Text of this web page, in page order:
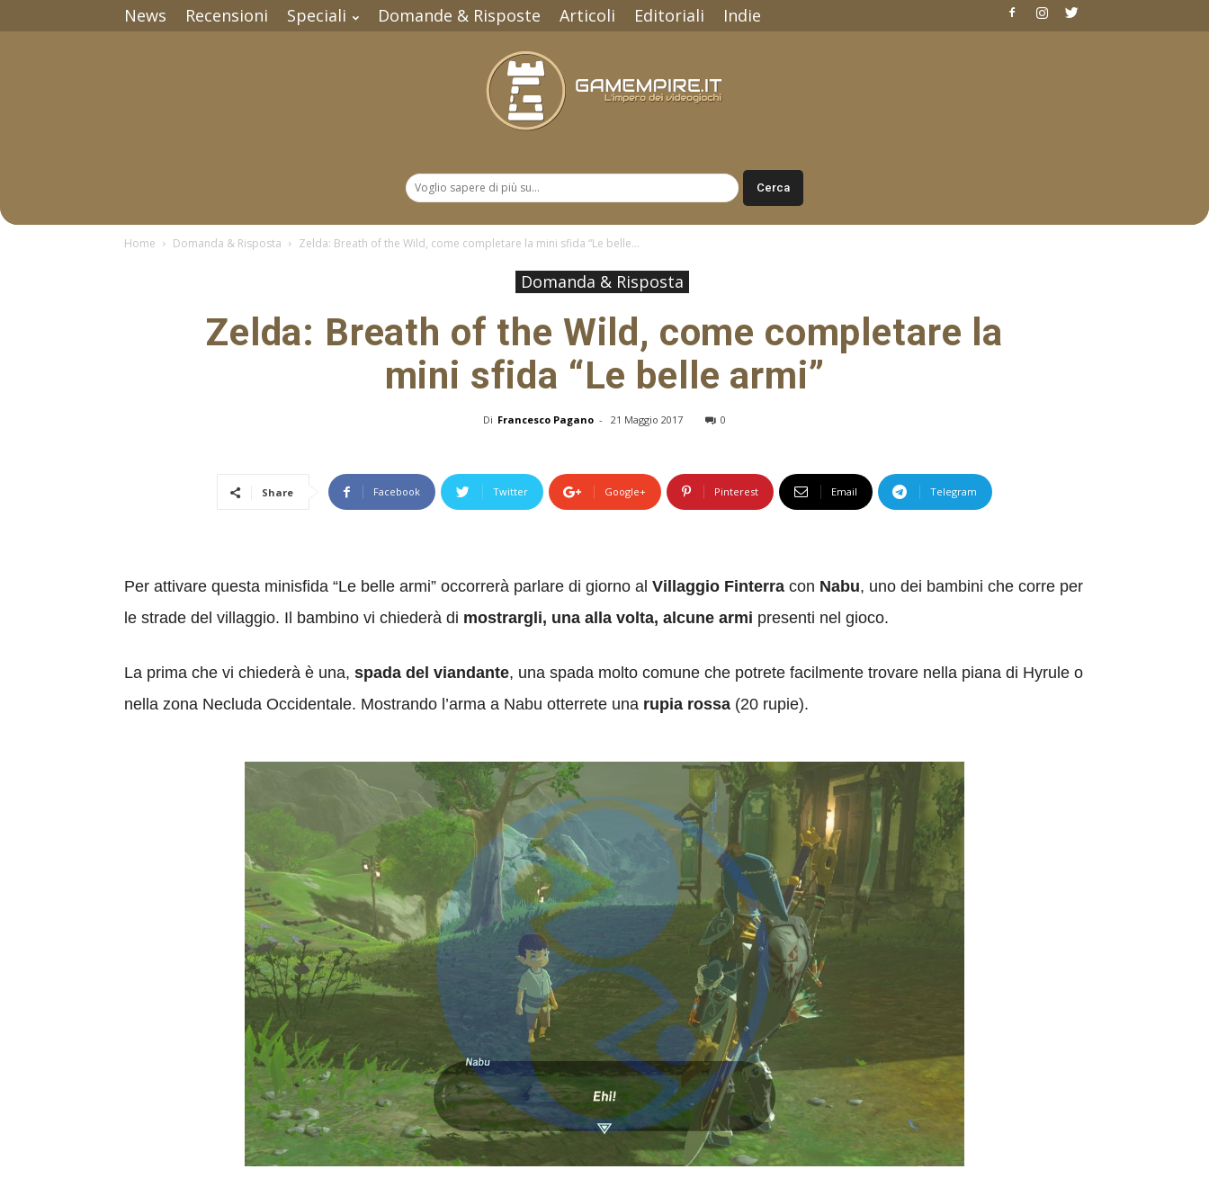
News Recensioni Speciali Domande & Risposte Articoli Editoriali Indie
Home Domanda & Risposta Zelda: Breath of the Wild, come completare la mini sfida “Le belle...
Domanda & Risposta
Zelda: Breath of the Wild, come completare la
mini sfida “Le belle armi”
Di Francesco Pagano - 21 Maggio 2017 0
Share Facebook Twitter Google+ Pinterest Email Telegram
Per attivare questa minisfida “Le belle armi” occorrerà parlare di giorno al Villaggio Finterra con Nabu, uno dei bambini che corre per
le strade del villaggio. Il bambino vi chiederà di mostrargli, una alla volta, alcune armi presenti nel gioco.
La prima che vi chiederà è una, spada del viandante, una spada molto comune che potrete facilmente trovare nella piana di Hyrule o
nella zona Necluda Occidentale. Mostrando l’arma a Nabu otterrete una rupia rossa (20 rupie).